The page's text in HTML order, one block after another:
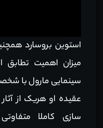
استوین بروسارد
میزان اهمیت تطابق
سینمایی مارول با
عقیده او هریک از
سازی کاملا